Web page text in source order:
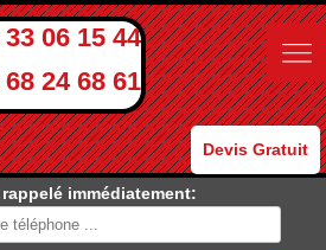
33 06 15 44
68 24 68 61
Devis Gratuit
rappelé immédiatement: